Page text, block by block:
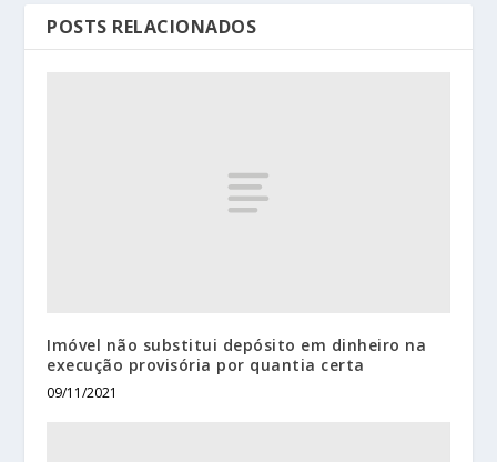
POSTS RELACIONADOS
Imóvel não substitui depósito em dinheiro na
execução provisória por quantia certa
09/11/2021